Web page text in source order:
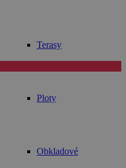
Terasy
Ploty
Obkladové